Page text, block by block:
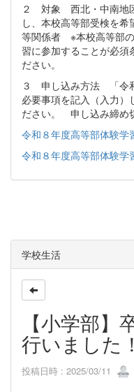
２ 対象 西北・中南地
し、本校高等部受検を
等関係者 ※本校高等部
習に参加することが必須
ださい。
３ 申し込み方法 「令
必要事項を記入（入力）
ださい。 申し込み締め
令和８年度高等部体験学
令和８年度高等部体験学
学校生活
【小学部】
行いました！
投稿日時 : 2025/03/11